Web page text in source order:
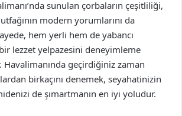
sunulan çorbaların çeşitliliği,
modern yorumlarını da
hem yerli hem de yabancı
lezzet yelpazesini deneyimleme
Havalimanında geçirdiğiniz zaman
birkaçını denemek, seyahatinizin
de şımartmanın en iyi yoludur.